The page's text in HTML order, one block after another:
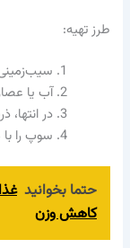
طرز تهیه:
آب یا
در انتها،
سوپ را
حتما بخوانید
کاهش وزن